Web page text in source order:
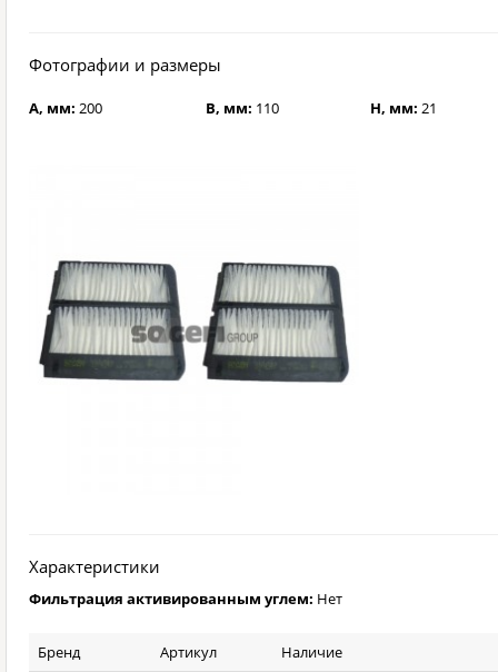
Фотографии и размеры
A, мм: 200 B, мм: 110 H, мм:21
Характеристики
Фильтрация активированным углем: Нет
Бренд Артикул Наличие